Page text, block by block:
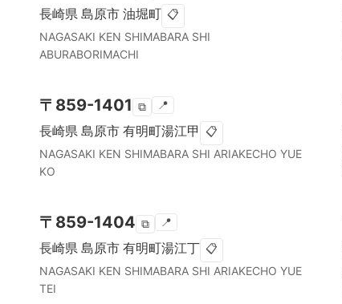
長崎県 島原市 油堀町 📋
NAGASAKI KEN SHIMABARA SHI
ABURABORIMACHI
〒 859-1401 ⧉ 📍
長崎県 島原市 有明町湯江甲 📋
NAGASAKI KEN SHIMABARA SHI ARIAKECHO YUE
KO
〒 859-1404 ⧉ 📍
長崎県 島原市 有明町湯江丁 📋
NAGASAKI KEN SHIMABARA SHI ARIAKECHO YUE
TEI